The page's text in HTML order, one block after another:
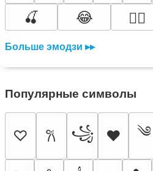
🍒
😂 ❤️‍🔥
Больше эмодзи ▸▸
Популярные символы
♡ 𐙚 ꧁ ♥ ༄